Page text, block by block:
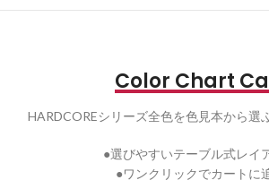
Color Chart
HARDCOREシリーズ全色を色見本から選
●選びやすいテーブル式レイ
●ワンクリックでカートに